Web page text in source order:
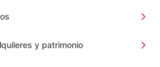
y patrimonio